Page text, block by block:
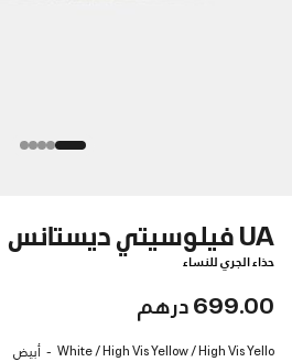
UA فيلوسيتي ديستانس
حذاء الجري للنساء
699.00 درهم
White / High Vis Yellow / High Vis Yello أبيض